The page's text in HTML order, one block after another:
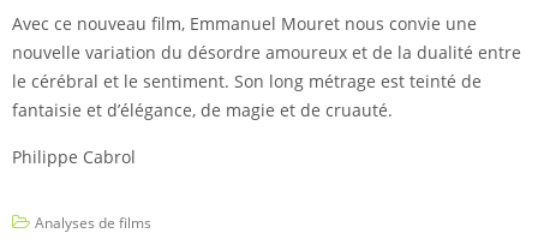
Avec ce nouveau film, Emmanuel Mouret nous convie une
nouvelle variation du désordre amoureux et de la dualité entre
le cérébral et le sentiment. Son long métrage est teinté de
fantaisie et d’élégance, de magie et de cruauté.
Philippe Cabrol
Analyses de films